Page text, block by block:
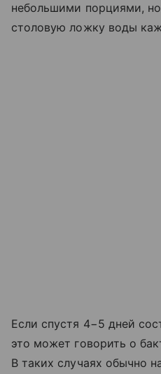
небольшими порциями,
столовую ложку воды
Если спустя 4−5 дней
это может говорить о
В таких случаях обычно